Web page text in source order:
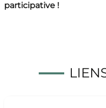
participative !